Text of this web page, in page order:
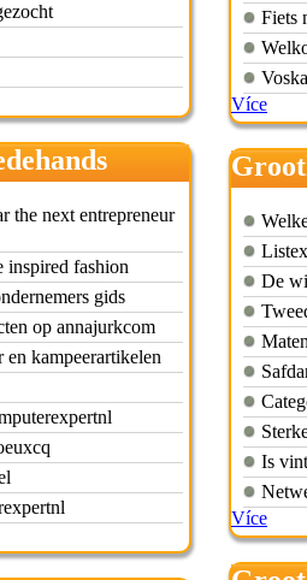
the next entrepreneur
inspired fashion
gids
op annajurkcom
kampeerartikelen
Fiets
Více
De
Is
Více